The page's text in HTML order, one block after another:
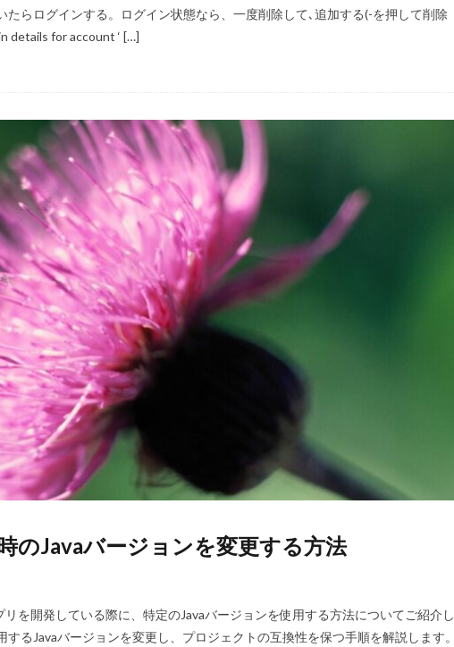
らログインする。ログイン状態なら、一度削除して､追加する(-を押して削除
details for account ‘ […]
のJavaバージョンを変更する方法
を開発している際に、特定のJavaバージョンを使用する方法についてご紹介し
るJavaバージョンを変更し、プロジェクトの互換性を保つ手順を解説します。